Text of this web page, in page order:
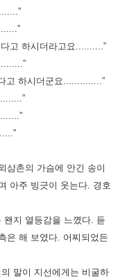
고 하시더라고요..........”
고 하시더군요..............”
삼촌의 가슴에 안긴 송이
아주 빙긋이 웃는다. 경호
지 열등감을 느꼈다. 듣
은 해 보였다. 어찌되었든
말이 지선에게는 비굴하